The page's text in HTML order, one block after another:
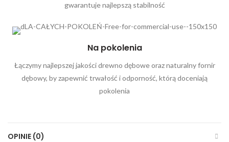
gwarantuje najlepszą stabilność
Na pokolenia
Łączymy najlepszej jakości drewno dębowe oraz naturalny fornir
dębowy, by zapewnić trwałość i odporność, którą doceniają
pokolenia
OPINIE (0)